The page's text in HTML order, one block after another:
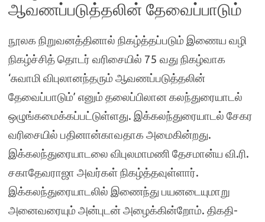
ஆவணப்படுத்தலின் தேவைப்பாடும்
நூலக நிறுவனத்தினால் நிகழ்த்தப்படும் இணைய வழி
நிகழ்ச்சித் தொடர் வரிசையில் 75 வது நிகழ்வாக
‘சுவாமி விபுலானந்தரும் ஆவணப்படுத்தலின்
தேவைப்பாடும்’ எனும் தலைப்பிலான கலந்துரையாடல்
ஒழுங்கமைக்கப்பட்டுள்ளது. இக்கலந்துரையாடல் சேகர
வரிசையில் பதினான்காவதாக அமைகின்றது.
இக்கலந்துரையாடலை விபுலமாமணி தேசமான்ய வி.ரி.
சகாதேவராஜா அவர்கள் நிகழ்த்தவுள்ளார்.
இக்கலந்துரையாடலில் இணைந்து பயனடையுமாறு
அனைவரையும் அன்புடன் அழைக்கின்றோம். திகதி-